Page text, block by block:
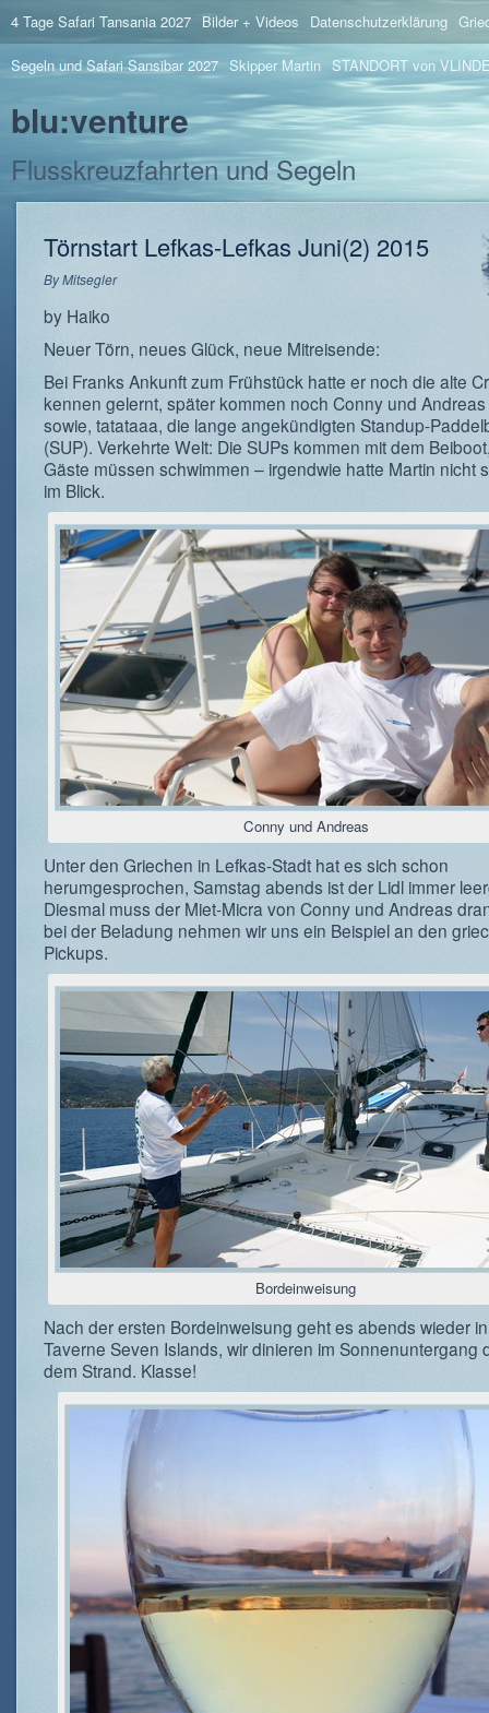
4 Tage Safari Tansania 2027 Bilder + Videos Datenschutzerklärung
Segeln und Safari Sansibar 2027 Skipper Martin STANDORT von
blu:venture
Flusskreuzfahrten und Segeln
Törnstart Lefkas-Lefkas Juni(2) 2015
ByMitsegler
by Haiko
Neuer Törn, neues Glück, neue Mitreisende:
Bei Franks Ankunft zum Frühstück hatte er noch die alte
kennen gelernt, später kommen noch Conny und
sowie, tatataaa, die lange angekündigten Standup-
(SUP). Verkehrte Welt: Die SUPs kommen mit dem
Gäste müssen schwimmen – irgendwie hatte Martin nicht
im Blick.
Conny und Andreas
Unter den Griechen in Lefkas-Stadt hat es sich schon
herumgesprochen, Samstag abends ist der Lidl immer
Diesmal muss der Miet-Micra von Conny und Andreas
bei der Beladung nehmen wir uns ein Beispiel an den
Pickups.
Bordeinweisung
Nach der ersten Bordeinweisung geht es abends wieder
Taverne Seven Islands, wir dinieren im Sonnenuntergang
dem Strand. Klasse!